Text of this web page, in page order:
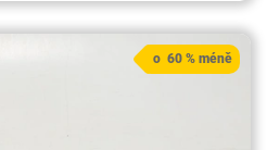
o 60 % méně